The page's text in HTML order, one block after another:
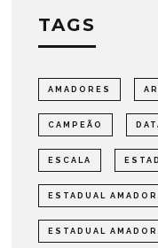
TAGS
AMADORES
CAMPEÃO
ESCALA
ESTADUAL
ESTADUAL